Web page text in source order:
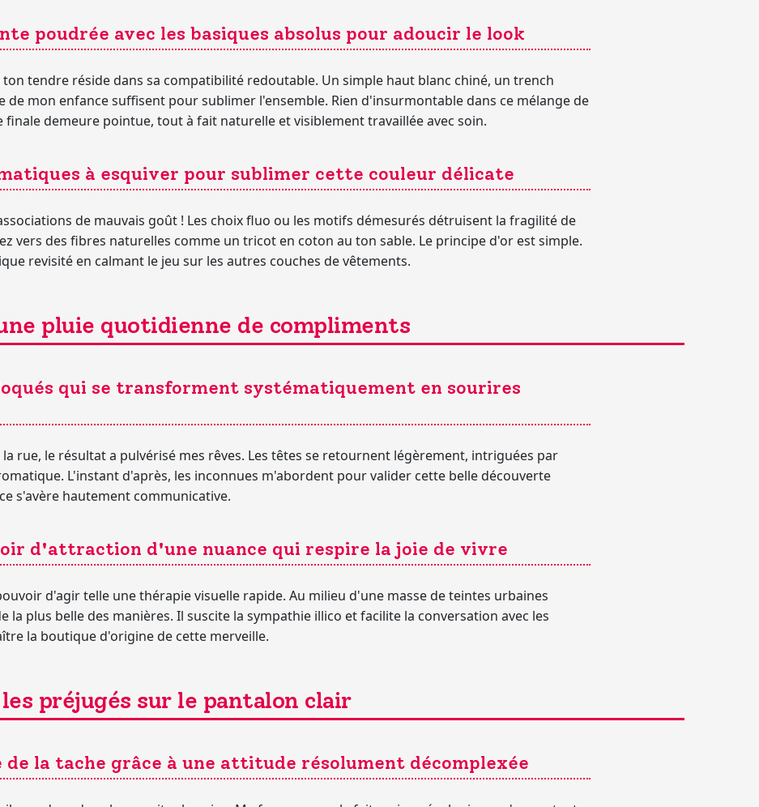
poudrée avec les basiques absolus pour adoucir le look
ton tendre réside dans sa compatibilité redoutable. Un simple haut blanc chiné, un trench
de mon enfance suffisent pour sublimer l'ensemble. Rien d'insurmontable dans ce mélange de
finale demeure pointue, tout à fait naturelle et visiblement travaillée avec soin.
à esquiver pour sublimer cette couleur délicate
de mauvais goût ! Les choix fluo ou les motifs démesurés détruisent la fragilité de
vers des fibres naturelles comme un tricot en coton au ton sable. Le principe d'or est simple.
revisité en calmant le jeu sur les autres couches de vêtements.
pluie quotidienne de compliments
qui se transforment systématiquement en sourires
rue, le résultat a pulvérisé mes rêves. Les têtes se retournent légèrement, intriguées par
L'instant d'après, les inconnues m'abordent pour valider cette belle découverte
s'avère hautement communicative.
d'attraction d'une nuance qui respire la joie de vivre
d'agir telle une thérapie visuelle rapide. Au milieu d'une masse de teintes urbaines
la plus belle des manières. Il suscite la sympathie illico et facilite la conversation avec les
la boutique d'origine de cette merveille.
préjugés sur le pantalon clair
de la tache grâce à une attitude résolument décomplexée